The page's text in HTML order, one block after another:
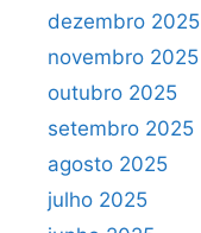
dezembro 2025
novembro 2025
outubro 2025
setembro 2025
agosto 2025
julho 2025